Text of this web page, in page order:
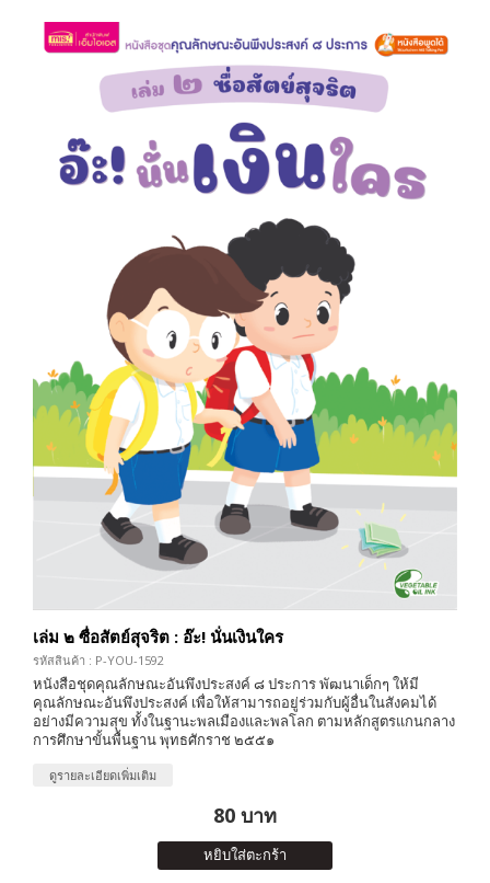
เล่ม ๒ ซื่อสัตย์สุจริต : อ๊ะ! นั่นเงินใคร
รหัสสินค้า : P-YOU-1592
หนังสือชุดคุณลักษณะอันพึงประสงค์ ๘ ประการ พัฒนาเด็กๆ ให้มี
คุณลักษณะอันพึงประสงค์ เพื่อให้สามารถอยู่ร่วมกับผู้อื่นในสังคมได้
อย่างมีความสุข ทั้งในฐานะพลเมืองและพลโลก ตามหลักสูตรแกนกลาง
การศึกษาขั้นพื้นฐาน พุทธศักราช ๒๕๕๑
ดูรายละเอียดเพิ่มเติม
80 บาท
หยิบใส่ตะกร้า